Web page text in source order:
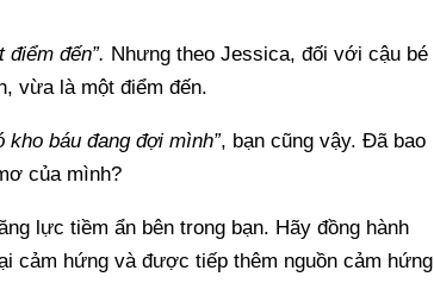
đến”. Nhưng theo Jessica, đối với cậu bé
vừa là một điểm đến.
kho báu đang đợi mình”, bạn cũng vậy. Đã bao
của mình?
lực tiềm ẩn bên trong bạn. Hãy đồng hành
cảm hứng và được tiếp thêm nguồn cảm hứng